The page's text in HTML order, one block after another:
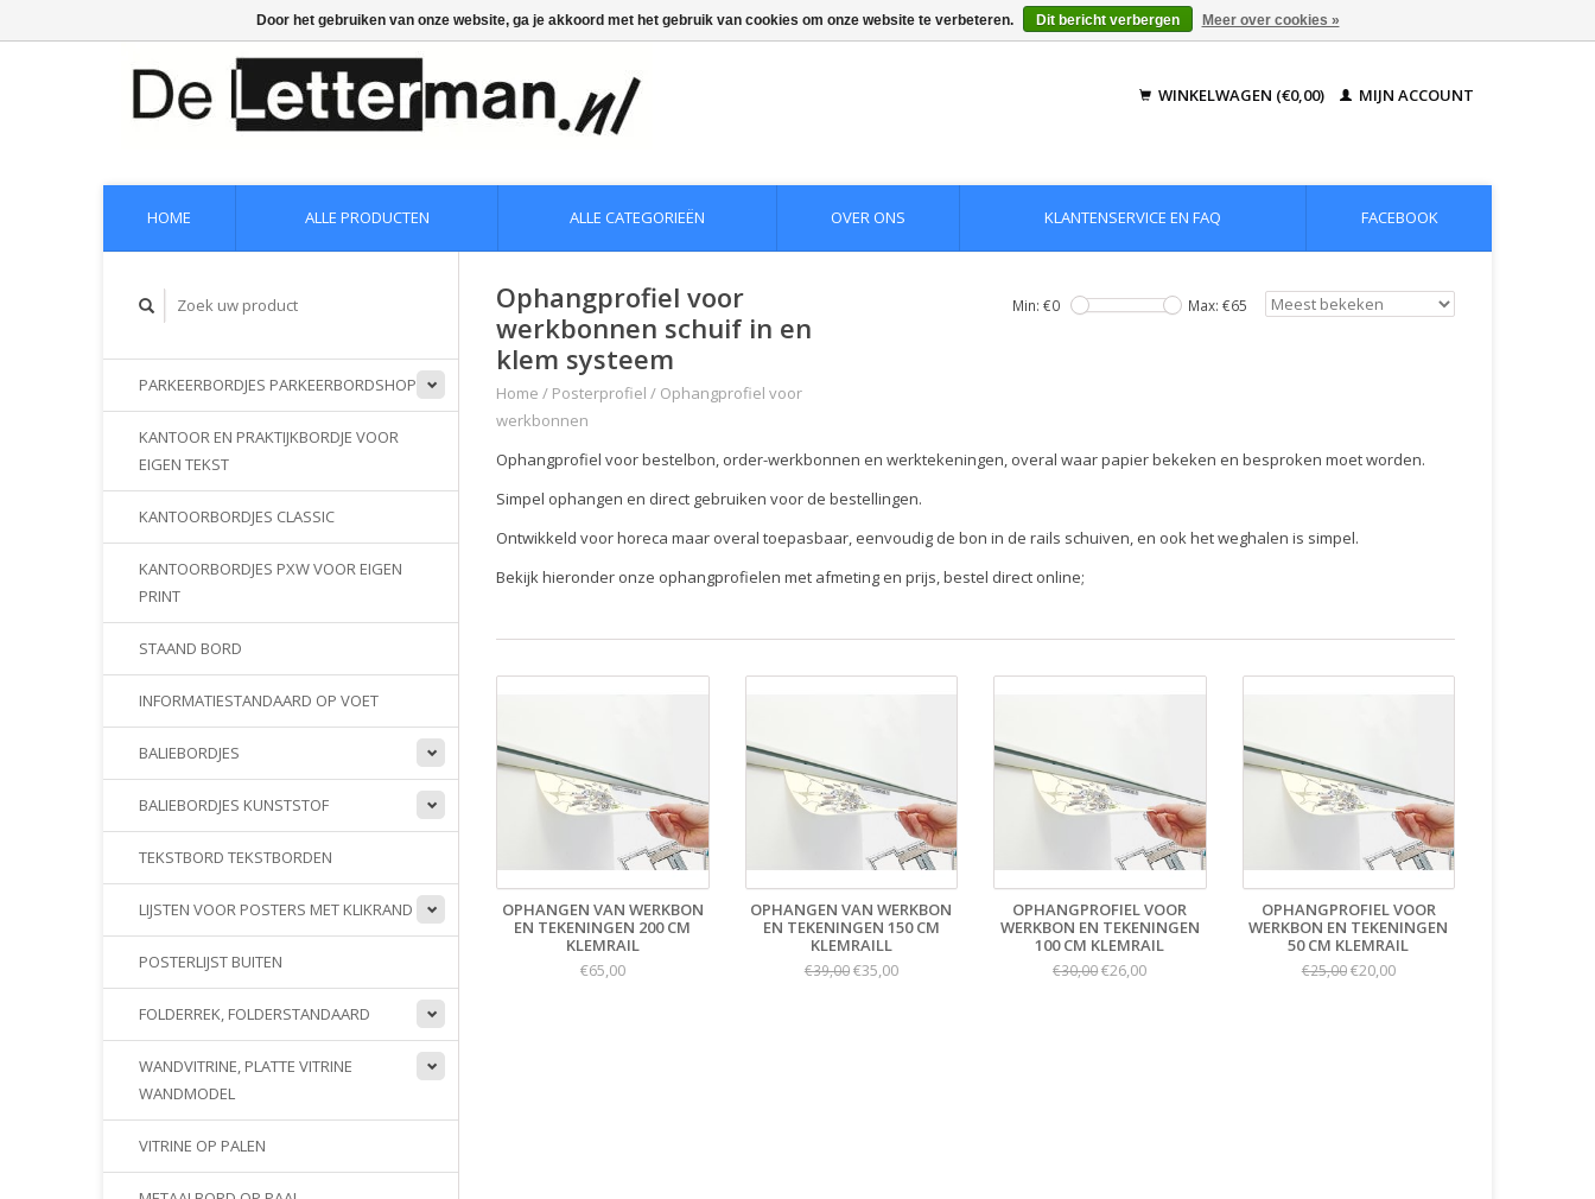
WINKELWAGEN (€0,00) MIJN ACCOUNT
HOME ALLE PRODUCTEN ALLE CATEGORIEËN OVER ONS KLANTENSERVICE EN FAQ FACEBOOK
PARKEERBORDJES PARKEERBORDSHOP
KANTOOR EN PRAKTIJKBORDJE VOOR
EIGEN TEKST
KANTOORBORDJES CLASSIC
KANTOORBORDJES PXW VOOR EIGEN
PRINT
STAAND BORD
INFORMATIESTANDAARD OP VOET
BALIEBORDJES
BALIEBORDJES KUNSTSTOF
TEKSTBORD TEKSTBORDEN
LIJSTEN VOOR POSTERS MET KLIKRAND
POSTERLIJST BUITEN
FOLDERREK, FOLDERSTANDAARD
WANDVITRINE, PLATTE VITRINE
WANDMODEL
VITRINE OP PALEN
Ophangprofiel voor
werkbonnen schuif in en
klem systeem
Home / Posterprofiel / Ophangprofiel voor
werkbonnen
Min: €0 Max: €65
Ophangprofiel voor bestelbon, order-werkbonnen en werktekeningen, overal waar papier bekeken en besproken moet worden.
Simpel ophangen en direct gebruiken voor de bestellingen.
Ontwikkeld voor horeca maar overal toepasbaar, eenvoudig de bon in de rails schuiven, en ook het weghalen is simpel.
Bekijk hieronder onze ophangprofielen met afmeting en prijs, bestel direct online;
OPHANGEN VAN WERKBON
EN TEKENINGEN 200 CM
KLEMRAIL
€65,00
OPHANGEN VAN WERKBON
EN TEKENINGEN 150 CM
KLEMRAILL
€39,00€35,00
OPHANGPROFIEL VOOR
WERKBON EN TEKENINGEN
100 CM KLEMRAIL
€30,00€26,00
OPHANGPROFIEL VOOR
WERKBON EN TEKENINGEN
50 CM KLEMRAIL
€25,00€20,00
Door het gebruiken van onze website, ga je akkoord met het gebruik van cookies om onze website te verbeteren. Dit bericht verbergen Meer over cookies »